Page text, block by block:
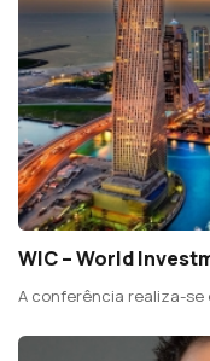
WIC – World
A conferência realiza-se